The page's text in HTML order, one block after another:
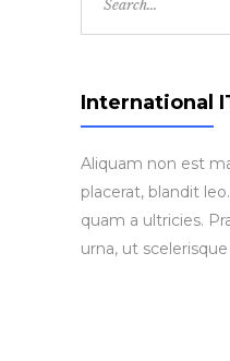
International
Aliquam non est
placerat, blandit
quam a ultricies.
urna, ut